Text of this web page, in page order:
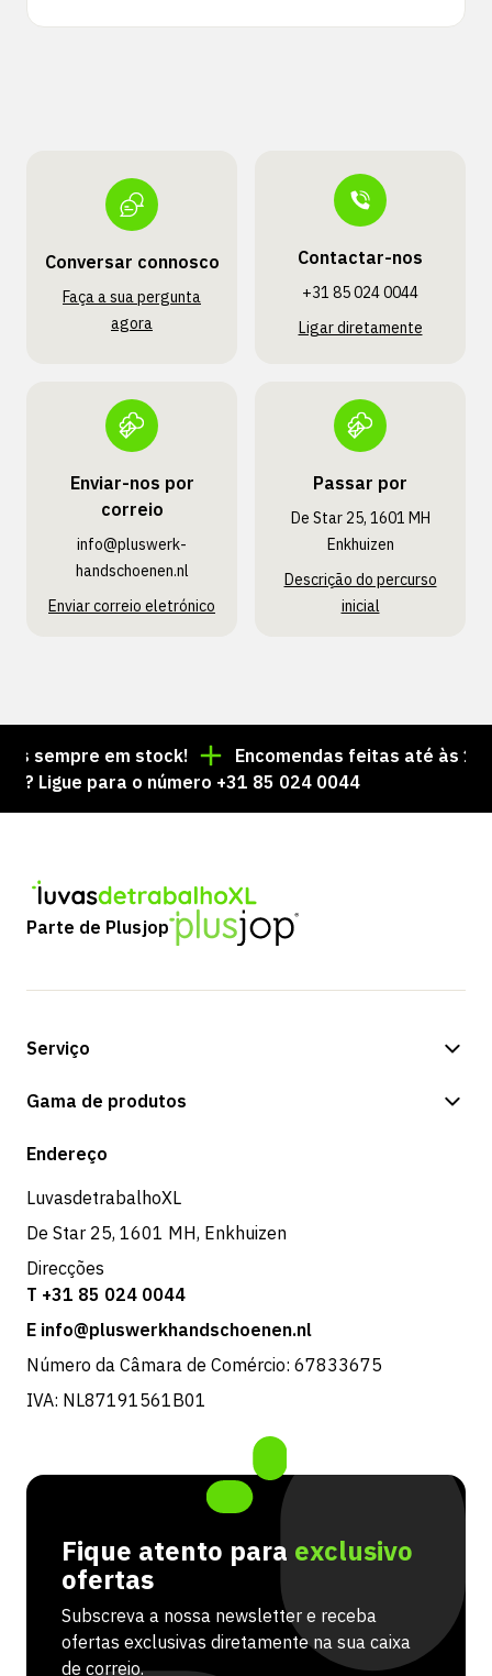
Conversar connosco
Faça a sua pergunta
agora
Contactar-nos
+31 85 024 0044
Ligar diretamente
Enviar-nos por
correio
info@pluswerk­
handschoenen.nl
Enviar correio eletrónico
Passar por
De Star 25, 1601 MH
Enkhuizen
Descrição do percurso
inicial
em stock!
Encomendas feitas até às 15:00
para o número +31 85 024 0044
Parte de Plusjop
Serviço
Opções de pagamento
Devoluções e serviço
Gama de produtos
Loja
Endereço
LuvasdetrabalhoXL
De Star 25, 1601 MH, Enkhuizen
Direcções
T +31 85 024 0044
E info@pluswerkhandschoenen.nl
Número da Câmara de Comércio: 67833675
IVA: NL87191561B01
Fique atento para exclusivo
ofertas
Subscreva a nossa newsletter e receba
ofertas exclusivas diretamente na sua caixa
de correio.